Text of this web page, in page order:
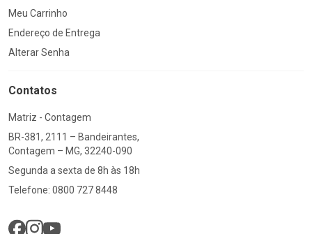
Meu Carrinho
Endereço de Entrega
Alterar Senha
Contatos
Matriz - Contagem
BR-381, 2111 – Bandeirantes,
Contagem – MG, 32240-090
Segunda a sexta de 8h às 18h
Telefone: 0800 727 8448